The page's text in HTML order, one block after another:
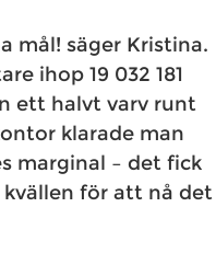
mål! säger Kristina.
ihop 19 032 181
ett halvt varv runt
klarade man
marginal – det fick
för att nå det